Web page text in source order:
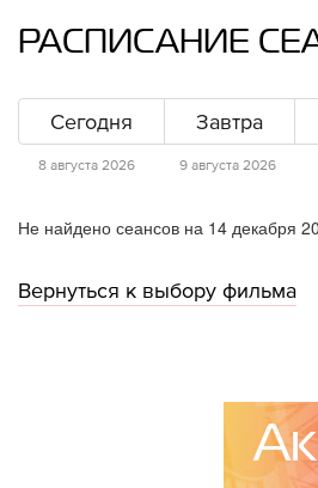
РАСПИСАНИЕ
Сегодня
8 августа 2026
Завтра
9 августа 2026
Не найдено сеансов на 14 декабря
Вернуться к выбору фильма